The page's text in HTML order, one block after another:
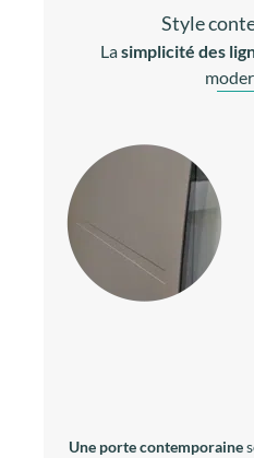
Style
Lasimplicité des
Une porte contemporaine